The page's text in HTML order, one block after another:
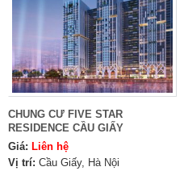
CHUNG CƯ FIVE STAR
RESIDENCE CẦU GIẤY
Giá: Liên hệ
Vị trí: Cầu Giấy, Hà Nội